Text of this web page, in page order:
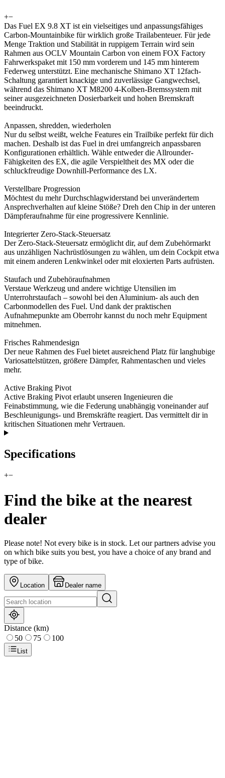
+−
Das Fuel EX 9.8 XT ist ein vielseitiges und anpassungsfähiges
Carbon-Mountainbike für wirklich große Trailabenteuer. Für jede
Menge Traktion und Stabilität in ruppigem Terrain wird sein
Rahmen aus OCLV Mountain Carbon von einem FOX Factory
Fahrwerkspaket mit 150 mm vorderem und 145 mm hinterem
Federweg unterstützt. Eine mechanische Shimano XT 12fach-
Schaltung garantiert knackige und zuverlässige Gangwechsel,
während das Shimano XT M8200 4-Kolben-Bremssystem mit
seiner ausgezeichneten Dosierbarkeit und hohen Bremskraft
beeindruckt.
Anpassen, shredden, wiederholen
Nur du selbst weißt, welche Features ein Trailbike perfekt für dich
machen. Deshalb ist das Fuel in drei umfangreich anpassbaren
Konfigurationen erhältlich. Wähle entweder die Allrounder-
Fähigkeiten des EX, die agile Verspieltheit des MX oder die
schluckfreudige Downhill-Performance des LX.
Verstellbare Progression
Möchtest du mehr Durchschlagwiderstand bei unverändertem
Ansprechverhalten auf kleine Stöße? Dreh den Chip in der unteren
Dämpferaufnahme für eine progressivere Kennlinie.
Integrierter Zero-Stack-Steuersatz
Der Zero-Stack-Steuersatz ermöglicht dir, auf dem Zubehörmarkt
aus unzähligen Nachrüstlösungen zu wählen, um dein Cockpit etwa
mit einem anderen Lenkwinkel oder mit eloxierten Parts aufrüsten.
Staufach und Zubehöraufnahmen
Verstaue Werkzeug und andere wichtige Utensilien im
Unterrohrstaufach – sowohl bei den Aluminium- als auch den
Carbonmodellen des Fuel. Und dank der praktischen
Aufnahmepunkte am Oberrohr kannst du noch mehr Equipment
mitnehmen.
Frisches Rahmendesign
Der neue Rahmen des Fuel bietet ausreichend Platz für langhubige
Variosattelstützen, größere Dämpfer, Rahmentaschen und vieles
mehr.
Active Braking Pivot
Active Braking Pivot erlaubt unseren Ingenieuren die
Feinabstimmung, wie die Federung unabhängig voneinander auf
Beschleunigungs- und Bremskräfte reagiert. Das vermittelt dir in
kritischen Situationen mehr Vertrauen.
Specifications
+−
Find the bike at the nearest
dealer
Please note! Not every bike is in stock. Let our partners advise you
on which bike suits you best, you have a choice of any brand and
type of bike.
Location Dealer name
Distance (km)
50
75 100
List